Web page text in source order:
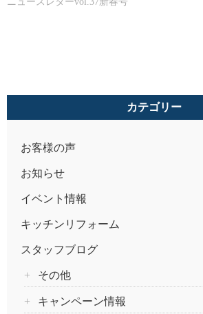
カテゴリー
お客様の声
お知らせ
イベント情報
キッチンリフォーム
スタッフブログ
その他
キャンペーン情報